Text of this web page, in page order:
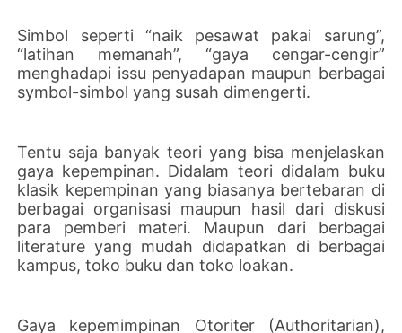
Simbol seperti “naik pesawat pakai sarung”,
“latihan memanah”, “gaya cengar-cengir”
menghadapi issu penyadapan maupun berbagai
symbol-simbol yang susah dimengerti.
Tentu saja banyak teori yang bisa menjelaskan
gaya kepempinan. Didalam teori didalam buku
klasik kepempinan yang biasanya bertebaran di
berbagai organisasi maupun hasil dari diskusi
para pemberi materi. Maupun dari berbagai
literature yang mudah didapatkan di berbagai
kampus, toko buku dan toko loakan.
Gaya kepemimpinan Otoriter (Authoritarian),